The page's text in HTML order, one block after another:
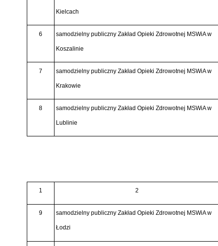
Kielcach
6 samodzielny publiczny Zakład Opieki Zdrowotnej MSWiA w
Koszalinie
7 samodzielny publiczny Zakład Opieki Zdrowotnej MSWiA w
Krakowie
8 samodzielny publiczny Zakład Opieki Zdrowotnej MSWiA w
Lublinie
1 2
9 samodzielny publiczny Zakład Opieki Zdrowotnej MSWiA w
Łodzi